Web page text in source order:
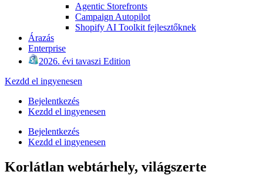
Agentic Storefronts
Campaign Autopilot
Shopify AI Toolkit fejlesztőknek
Árazás
Enterprise
2026. évi tavaszi Edition
Kezdd el ingyenesen
Bejelentkezés
Kezdd el ingyenesen
Bejelentkezés
Kezdd el ingyenesen
Korlátlan webtárhely, világszerte